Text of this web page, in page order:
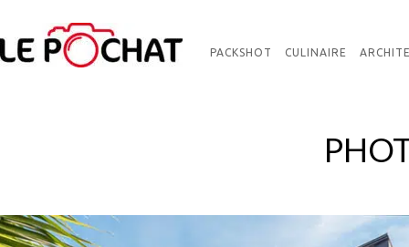
PACKSHOT CULINAIRE